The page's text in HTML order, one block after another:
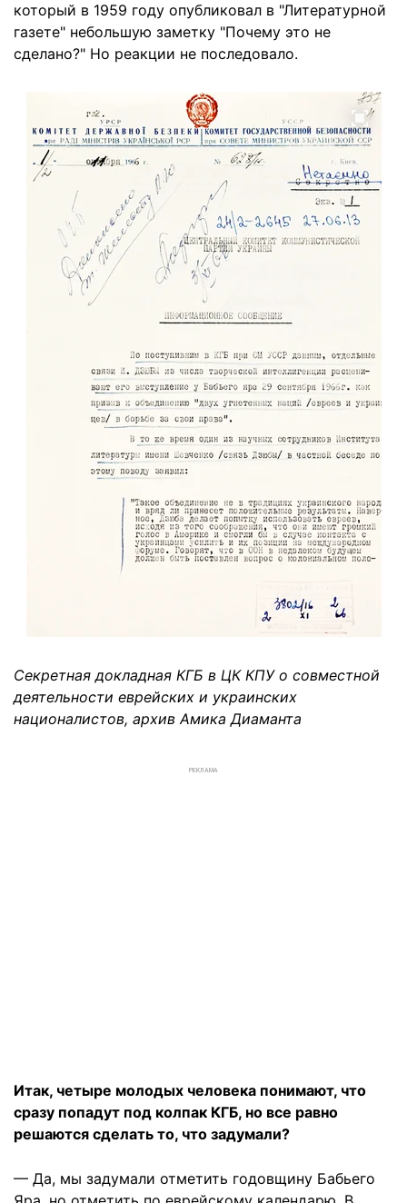
который в 1959 году опубликовал в "Литературной
газете" небольшую заметку "Почему это не
сделано?" Но реакции не последовало.
Секретная докладная КГБ в ЦК КПУ о совместной
деятельности еврейских и украинских
националистов, архив Амика Диаманта
РЕКЛАМА
Итак, четыре молодых человека понимают, что
сразу попадут под колпак КГБ, но все равно
решаются сделать то, что задумали?
— Да, мы задумали отметить годовщину Бабьего